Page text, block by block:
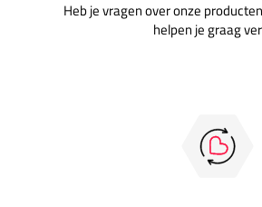
Heb je vragen over onze
helpen je graag